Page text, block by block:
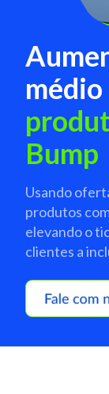
médio
Bump
Usando
produtos
elevando o
clientes a